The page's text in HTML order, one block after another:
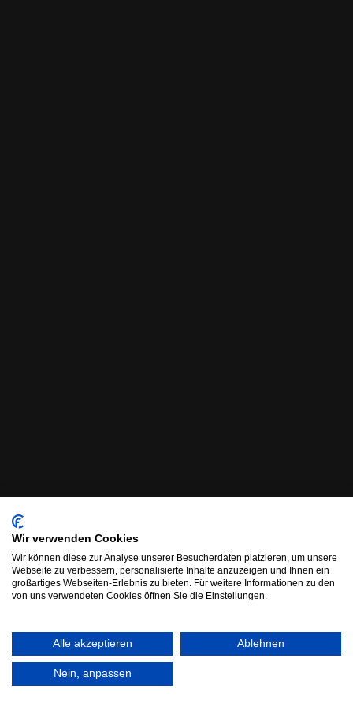
Wir verwenden Cookies
Wir können diese zur Analyse unserer Besucherdaten platzieren, um unsere
Webseite zu verbessern, personalisierte Inhalte anzuzeigen und Ihnen ein
großartiges Webseiten-Erlebnis zu bieten. Für weitere Informationen zu den
von uns verwendeten Cookies öffnen Sie die Einstellungen.
Alle akzeptieren Ablehnen
Nein, anpassen